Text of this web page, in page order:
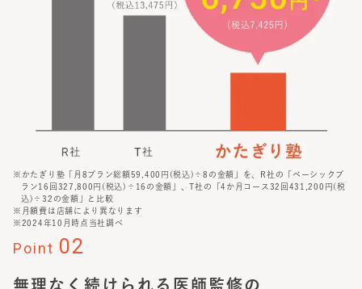
※かたぎり塾「月8プラン総額59,400円(税込)÷8の金額」を、R社の「ベーシックプ
ラン16回327,800円(税込)÷16の金額」、T社の「4か月コース32回431,200円(税
込)÷32の金額」と比較
※月額費は店舗により異なります
※2024年10月時点当社調べ
無理なく続けられる医師監修の
Point 02